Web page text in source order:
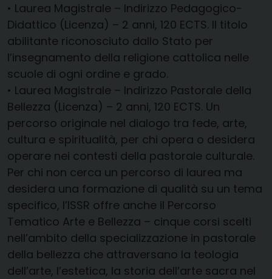
• Laurea Magistrale – Indirizzo Pedagogico-
Didattico (Licenza) – 2 anni, 120 ECTS. Il titolo
abilitante riconosciuto dallo Stato per
l’insegnamento della religione cattolica nelle
scuole di ogni ordine e grado.
• Laurea Magistrale – Indirizzo Pastorale della
Bellezza (Licenza) – 2 anni, 120 ECTS. Un
percorso originale nel dialogo tra fede, arte,
cultura e spiritualità, per chi opera o desidera
operare nei contesti della pastorale culturale.
Per chi non cerca un percorso di laurea ma
desidera una formazione di qualità su un tema
specifico, l’ISSR offre anche il Percorso
Tematico Arte e Bellezza – cinque corsi scelti
nell’ambito della specializzazione in pastorale
della bellezza che attraversano la teologia
dell’arte, l’estetica, la storia dell’arte sacra nel